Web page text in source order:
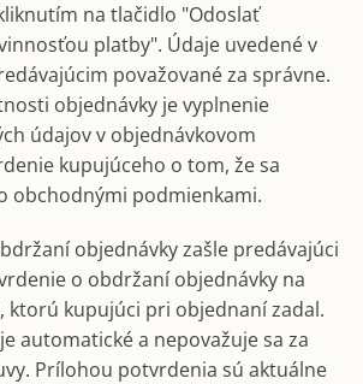
na tlačidlo "Odoslať
platby". Údaje uvedené v
považované za správne.
objednávky je vyplnenie
údajov v objednávkovom
kupujúceho o tom, že sa
obchodnými podmienkami.
objednávky zašle predávajúci
o obdržaní objednávky na
ktorú kupujúci pri objednaní zadal.
automatické a nepovažuje sa za
Prílohou potvrdenia sú aktuálne